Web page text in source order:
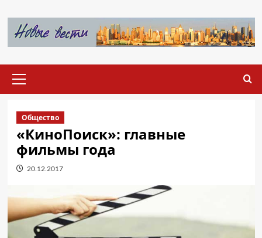
содержимому
меню
Общество
«КиноПоиск»: главные
фильмы года
20.12.2017